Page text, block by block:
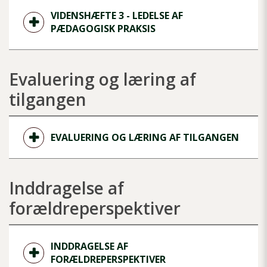
VIDENSHÆFTE 3 - LEDELSE AF
PÆDAGOGISK PRAKSIS
Evaluering og læring af
tilgangen
EVALUERING OG LÆRING AF TILGANGEN
Inddragelse af
forældreperspektiver
INDDRAGELSE AF
FORÆLDREPERSPEKTIVER